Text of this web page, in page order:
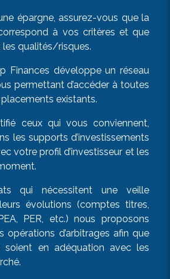
épargne, assurez-vous que la
à vos critères et que
qualités/risques.
Finances développe un réseau
permettant d’accéder à toutes
existants.
ceux qui vous conviennent,
les supports d’investissements
votre profil d’investisseur et les
qui nécessitent une veille
évolutions (comptes titres,
PER, etc.) nous proposons
opérations d’arbitrages afin que
soient en adéquation avec les